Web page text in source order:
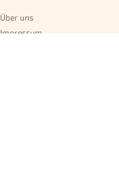
Über uns
Impressum